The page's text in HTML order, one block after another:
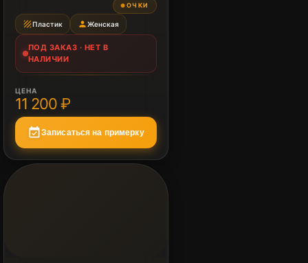
● ОЧКИ
textureПластик personЖенская
ПОД ЗАКАЗ · НЕТ В
НАЛИЧИИ
ЦЕНА
11 200 ₽
event_availableЗаписаться на примерку